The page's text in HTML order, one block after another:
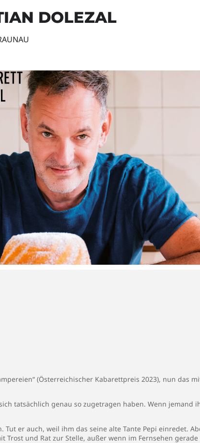
DOLEZAL
(Österreichischer Kabarettpreis 2023), nun das
tatsächlich genau so zugetragen haben. Wenn jemand
Tut er auch, weil ihm das seine alte Tante Pepi ein­redet.
Trost und Rat zur Stelle, außer wenn im Fernsehen gerade